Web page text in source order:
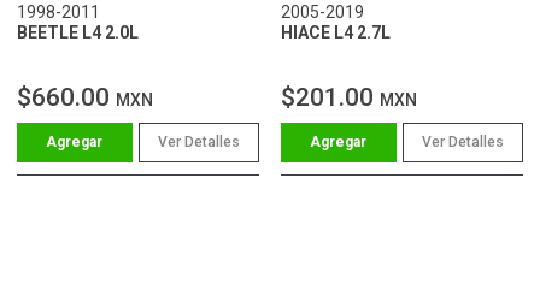
1998-2011
BEETLE L4 2.0L
$660.00 MXN
Ver Detalles
2005-2019
HIACE L4 2.7L
$201.00 MXN
Ver Detalles